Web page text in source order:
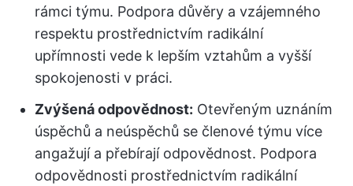
rámci týmu. Podpora důvěry a vzájemného
respektu prostřednictvím radikální
upřímnosti vede k lepším vztahům a vyšší
spokojenosti v práci.
Zvýšená odpovědnost: Otevřeným uznáním
úspěchů a neúspěchů se členové týmu více
angažují a přebírají odpovědnost. Podpora
odpovědnosti prostřednictvím radikální